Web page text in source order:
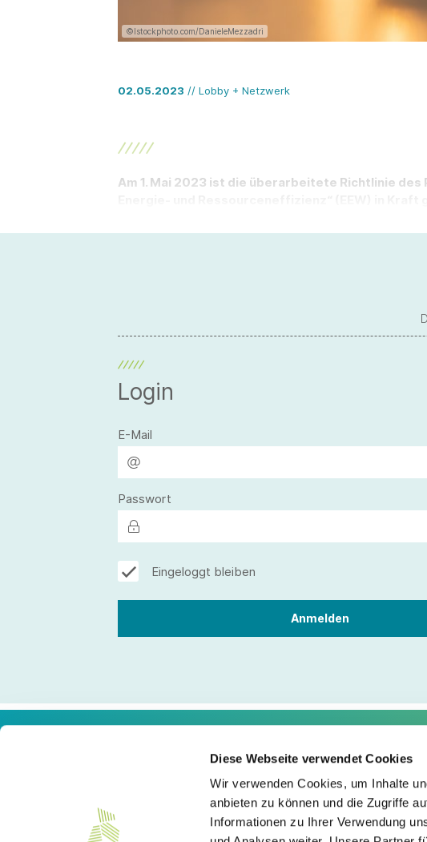
Diese Webseite verwendet Cookies
Wir verwenden Cookies, um Inhalte
anbieten zu können und die Zugriffe
Informationen zu Ihrer Verwendung
©Istockphoto.com/DanieleMezzadri
02.05.2023 // Lobby + Netzwerk
Am 1. Mai 2023 ist die überarbeitete Richtlinie
Login
E-Mail
Passwort
Eingeloggt bleiben
Südwesttextil e. V.